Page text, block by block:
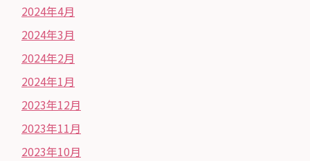
2024年4月
2024年3月
2024年2月
2024年1月
2023年12月
2023年11月
2023年10月